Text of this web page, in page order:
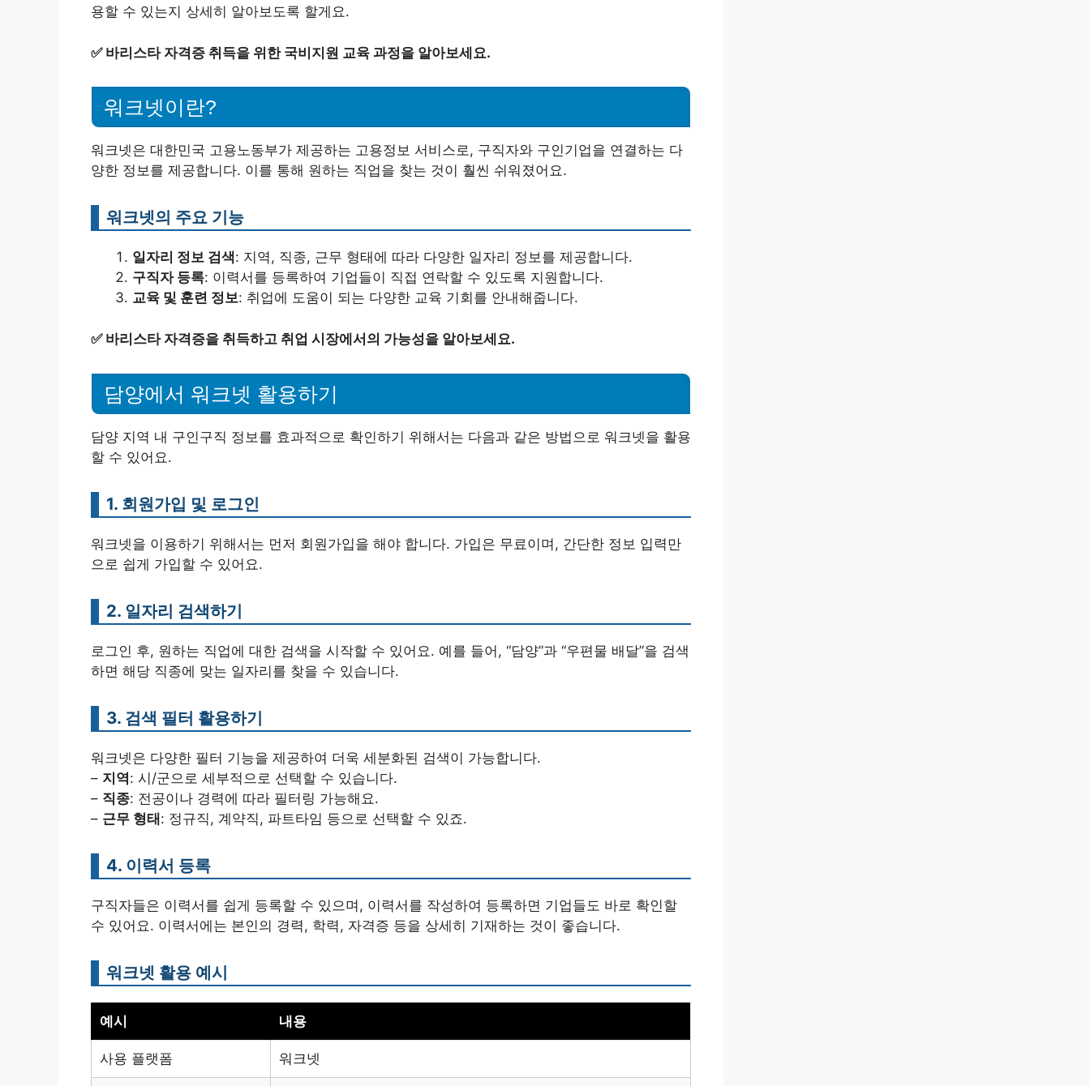
용할 수 있는지 상세히 알아보도록 할게요.
✅ 바리스타 자격증 취득을 위한 국비지원 교육 과정을 알아보세요.
워크넷이란?
워크넷은 대한민국 고용노동부가 제공하는 고용정보 서비스로, 구직자와 구인기업을 연결하는 다
양한 정보를 제공합니다. 이를 통해 원하는 직업을 찾는 것이 훨씬 쉬워졌어요.
워크넷의 주요 기능
일자리 정보 검색: 지역, 직종, 근무 형태에 따라 다양한 일자리 정보를 제공합니다.
구직자 등록: 이력서를 등록하여 기업들이 직접 연락할 수 있도록 지원합니다.
교육 및 훈련 정보: 취업에 도움이 되는 다양한 교육 기회를 안내해줍니다.
✅ 바리스타 자격증을 취득하고 취업 시장에서의 가능성을 알아보세요.
담양에서 워크넷 활용하기
담양 지역 내 구인구직 정보를 효과적으로 확인하기 위해서는 다음과 같은 방법으로 워크넷을 활용
할 수 있어요.
1. 회원가입 및 로그인
워크넷을 이용하기 위해서는 먼저 회원가입을 해야 합니다. 가입은 무료이며, 간단한 정보 입력만
으로 쉽게 가입할 수 있어요.
2. 일자리 검색하기
로그인 후, 원하는 직업에 대한 검색을 시작할 수 있어요. 예를 들어, “담양”과 “우편물 배달”을 검색
하면 해당 직종에 맞는 일자리를 찾을 수 있습니다.
3. 검색 필터 활용하기
워크넷은 다양한 필터 기능을 제공하여 더욱 세분화된 검색이 가능합니다.
– 지역: 시/군으로 세부적으로 선택할 수 있습니다.
– 직종: 전공이나 경력에 따라 필터링 가능해요.
– 근무 형태: 정규직, 계약직, 파트타임 등으로 선택할 수 있죠.
4. 이력서 등록
구직자들은 이력서를 쉽게 등록할 수 있으며, 이력서를 작성하여 등록하면 기업들도 바로 확인할
수 있어요. 이력서에는 본인의 경력, 학력, 자격증 등을 상세히 기재하는 것이 좋습니다.
워크넷 활용 예시
예시 내용
사용 플랫폼 워크넷